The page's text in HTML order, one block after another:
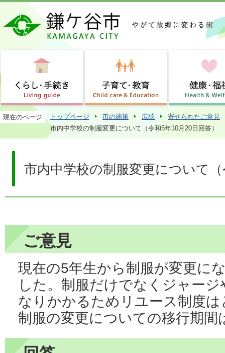
この
現在のページ トップページ 市の施策 広聴
寄せられたご意見
市内中学校の制服変更について（令和5年10月20日回答）
市内中学校の制服変更について
ご意見
現在の5年生から制服が変更に
した。制服だけでなくジャー
なりかかるためリユース制度
制服の変更についての移行期